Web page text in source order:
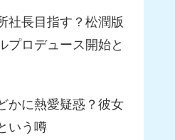
社長目指す？松潤版
プロデュース開始と
かに熱愛疑惑？彼女
いう噂